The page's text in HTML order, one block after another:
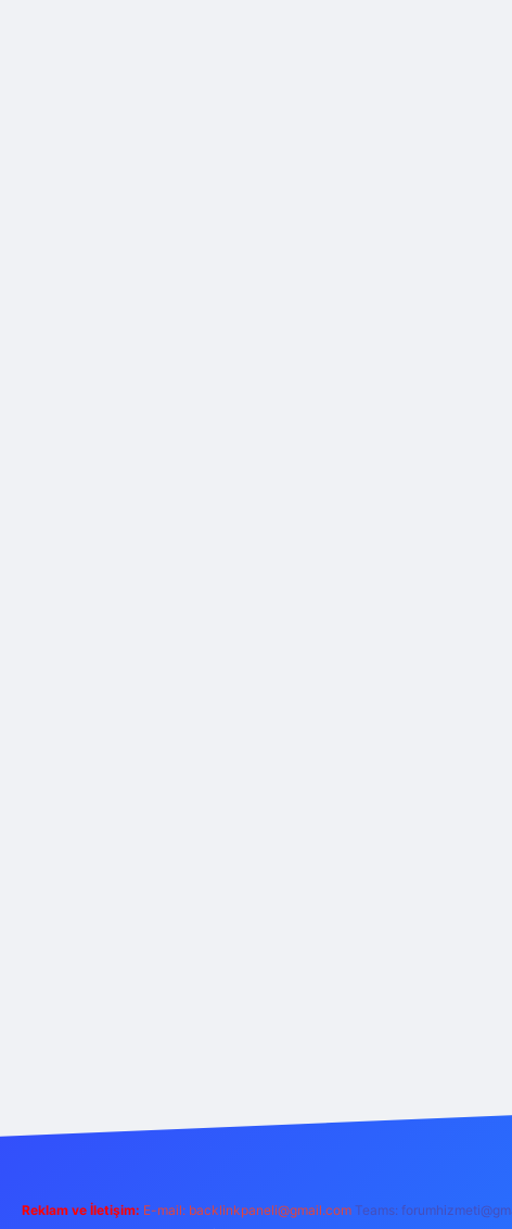
Reklam ve İletişim: E-mail: backlinkpaneli@gmail.com Teams: